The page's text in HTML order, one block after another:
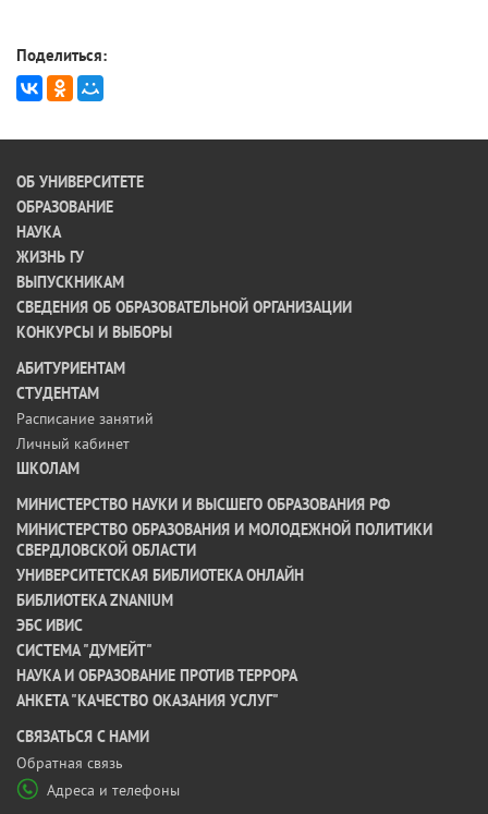
Поделиться:
ОБ УНИВЕРСИТЕТЕ
ОБРАЗОВАНИЕ
НАУКА
ЖИЗНЬ ГУ
ВЫПУСКНИКАМ
СВЕДЕНИЯ ОБ ОБРАЗОВАТЕЛЬНОЙ ОРГАНИЗАЦИИ
КОНКУРСЫ И ВЫБОРЫ
АБИТУРИЕНТАМ
СТУДЕНТАМ
Расписание занятий
Личный кабинет
ШКОЛАМ
МИНИСТЕРСТВО НАУКИ И ВЫСШЕГО ОБРАЗОВАНИЯ РФ
МИНИСТЕРСТВО ОБРАЗОВАНИЯ И МОЛОДЕЖНОЙ ПОЛИТИКИ
СВЕРДЛОВСКОЙ ОБЛАСТИ
УНИВЕРСИТЕТСКАЯ БИБЛИОТЕКА ОНЛАЙН
БИБЛИОТЕКА ZNANIUM
ЭБС ИВИС
СИСТЕМА "ДУМЕЙТ"
НАУКА И ОБРАЗОВАНИЕ ПРОТИВ ТЕРРОРА
АНКЕТА "КАЧЕСТВО ОКАЗАНИЯ УСЛУГ"
CВЯЗАТЬСЯ С НАМИ
Обратная связь
Адреса и телефоны